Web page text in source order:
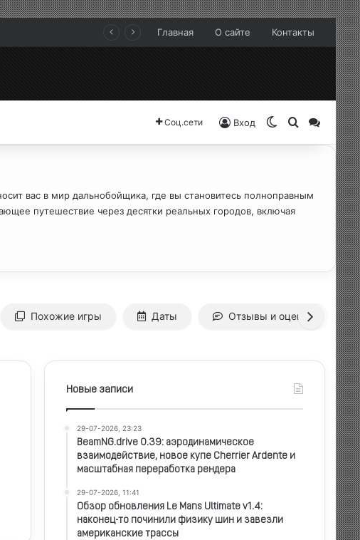
Главная О сайте Контакты
Соц.сети Вход Switch skin
Search for
вас в мир дальнобойщика, где вы становитесь полноправным
путешествие через десятки реальных городов, включая
Похожие игры Даты Отзывы и оценки
Новые записи
29-07-2026, 23:23
BeamNG.drive 0.39: аэродинамическое
взаимодействие, новое купе Cherrier Ardente и
масштабная переработка рендера
29-07-2026, 11:41
Обзор обновления Le Mans Ultimate v1.4:
наконец-то починили физику шин и завезли
американские трассы